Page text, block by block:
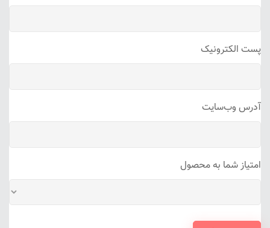
پست الکترونیک
آدرس وب‌سایت
امتیاز شما به محصول